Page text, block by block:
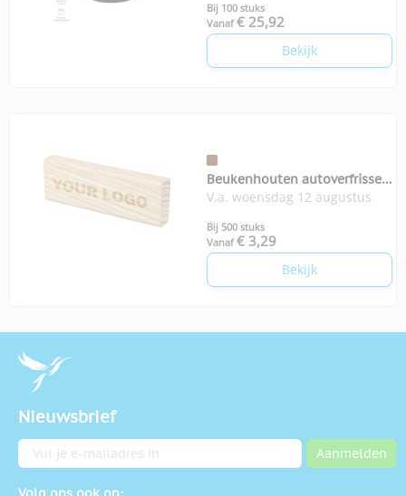
Bij 100 stuks
Vanaf € 25,92
Bekijk
Beukenhouten autoverfrisser
Kezia
V.a. woensdag 12 augustus
Bij 500 stuks
Vanaf € 3,29
Bekijk
Nieuwsbrief
E-mailadres Aanmelden